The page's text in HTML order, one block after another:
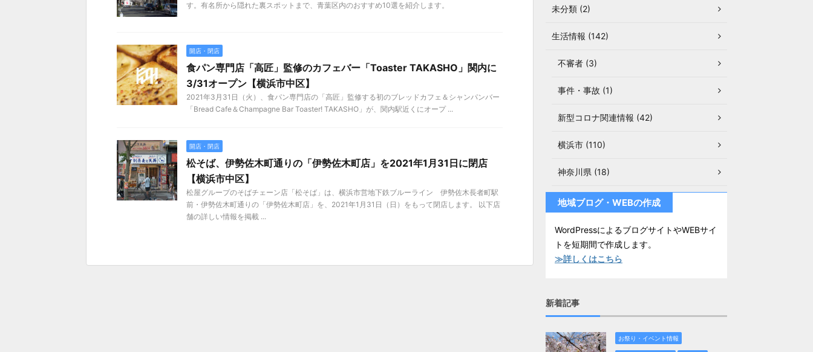
す。有名所から隠れた裏スポットまで、青葉区内のおすすめ10選を紹介します。
開店・閉店
食パン専門店「高匠」監修のカフェバー「Toaster TAKASHO」関内に
3/31オープン【横浜市中区】
2021年3月31日（火）、食パン専門店の「高匠」監修する初のブレッドカフェ＆シャンパンバー
「Bread Cafe＆Champagne Bar Toaster! TAKASHO」が、関内駅近くにオープ ...
開店・閉店
松そば、伊勢佐木町通りの「伊勢佐木町店」を2021年1月31日に閉店
【横浜市中区】
松屋グループのそばチェーン店「松そば」は、横浜市営地下鉄ブルーライン 伊勢佐木長者町駅
前・伊勢佐木町通りの「伊勢佐木町店」を、2021年1月31日（日）をもって閉店します。 以下店
舗の詳しい情報を掲載 ...
未分類 (2)
生活情報 (142)
不審者 (3)
事件・事故 (1)
新型コロナ関連情報 (42)
横浜市 (110)
神奈川県 (18)
地域ブログ・WEBの作成
WordPressによるブログサイトやWEBサイ
トを短期間で作成します。
≫詳しくはこちら
新着記事
お祭り・イベント情報